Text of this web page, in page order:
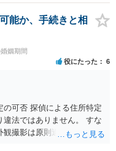
はありだと思います。 ＞婚
人は世間の相場は200万や
いたします。 婚姻費用につ
ご主人の主張通り慰謝料を
謝料２００万円、が正し
い場合、婚姻費用が月４万
婚姻費用だけでも２００
相談に行って対応につい
能か、手続きと相
姻期間
役にたった 6
可否 探偵による住所特定
違法ではありません。 すな
観撮影は原則適法であり、